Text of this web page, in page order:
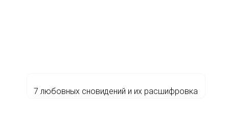
7 любовных сновидений и их расшифровка